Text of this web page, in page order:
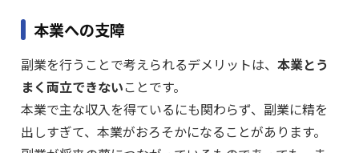
本業への支障
副業を行うことで考えられるデメリットは、 本業とう
まく両立できないことです。
本業で主な収入を得ているにも関わらず、副業に精を
出しすぎて、本業がおろそかになることがあります。